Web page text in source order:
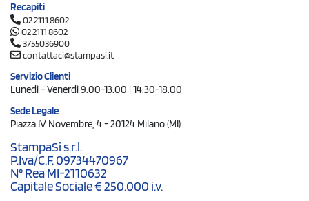
Recapiti
02 2111 8602
02 2111 8602
3755036900
contattaci@stampasi.it
Servizio Clienti
Lunedì - Venerdì 9.00-13.00 | 14.30-18.00
Sede Legale
Piazza IV Novembre, 4 - 20124 Milano (MI)
StampaSi s.r.l.
P.Iva/C.F. 09734470967
N° Rea MI-2110632
Capitale Sociale € 250.000 i.v.